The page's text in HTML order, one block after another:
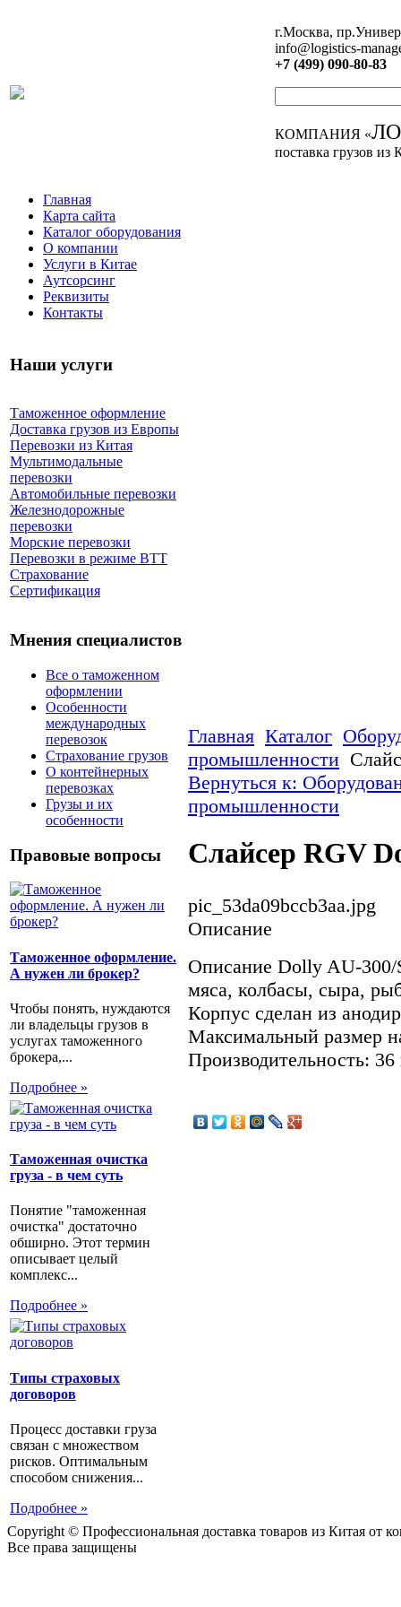
г.Москва,
info@logistics-
+7 (499) 090-80-83
КОМПАНИЯ «
поставка грузов из
Главная
Карта сайта
Каталог оборудования
О компании
Услуги в Китае
Аутсорсинг
Реквизиты
Контакты
Наши услуги
Таможенное оформление
Доставка грузов из Европы
Перевозки из Китая
Мультимодальные
перевозки
Автомобильные перевозки
Железнодорожные
перевозки
Морские перевозки
Перевозки в режиме ВТТ
Страхование
Сертификация
Мнения специалистов
Все о таможенном
оформлении
Особенности
международных
перевозок
Страхование грузов
О контейнерных
перевозках
Грузы и их
особенности
Правовые вопросы
Таможенное оформление.
А нужен ли брокер?
Чтобы понять, нуждаются
ли владельцы грузов в
услугах таможенного
брокера,...
Подробнее »
Таможенная очистка
груза - в чем суть
Понятие "таможенная
очистка" достаточно
обширно. Этот термин
описывает целый
комплекс...
Подробнее »
Типы страховых
договоров
Процесс доставки груза
связан с множеством
рисков. Оптимальным
способом снижения...
Подробнее »
Главная Каталог
промышленности
Вернуться к:
промышленности
Слайсер RGV
pic_53da09bccb3aa.jpg
Описание
Описание Dolly AU-300/
мяса, колбасы, сыра,
Корпус сделан из
Максимальный размер
Производительность:
Copyright © Профессиональная доставка товаров из Китая от
Все права защищены